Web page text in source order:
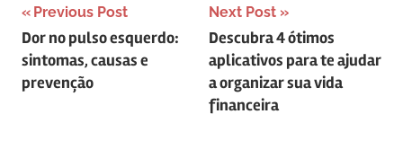
Navegação
de
Post
Previous Post
Dor no pulso esquerdo:
sintomas, causas e
prevenção
Next Post
Descubra 4 ótimos
aplicativos para te ajudar
a organizar sua vida
financeira